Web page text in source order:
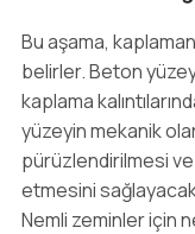
Bu aşama,
belirler. Beton
kaplama
yüzeyin mekanik
pürüzlendirilmesi
etmesini
Nemli zeminler için